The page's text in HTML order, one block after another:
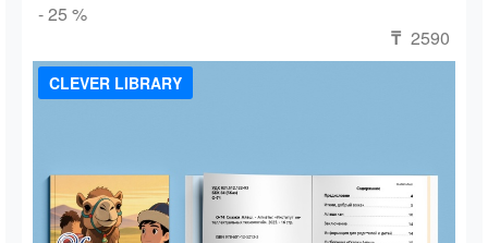
- 25 %
₸ 2590
CLEVER LIBRARY